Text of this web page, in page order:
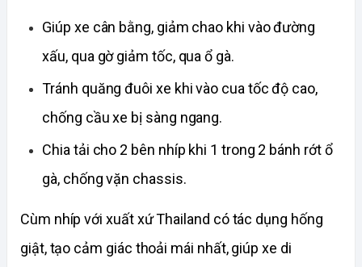
Giúp xe cân bằng, giảm chao khi vào đường
xấu, qua gờ giảm tốc, qua ổ gà.
Tránh quăng đuôi xe khi vào cua tốc độ cao,
chống cầu xe bị sàng ngang.
Chia tải cho 2 bên nhíp khi 1 trong 2 bánh rớt ổ
gà, chống vặn chassis.
Cùm nhíp với xuất xứ Thailand có tác dụng hống
giật, tạo cảm giác thoải mái nhất, giúp xe di